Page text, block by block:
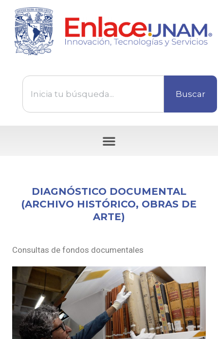
Buscar
DIAGNÓSTICO DOCUMENTAL
(ARCHIVO HISTÓRICO, OBRAS DE
ARTE)
Consultas de fondos documentales